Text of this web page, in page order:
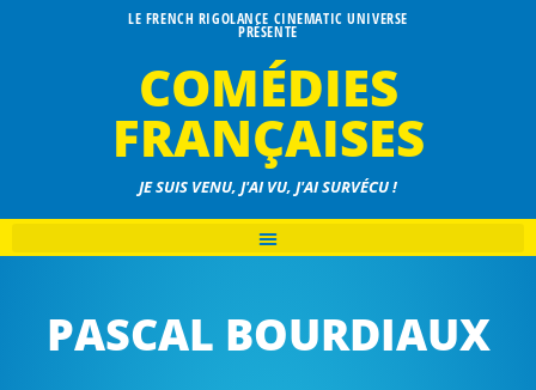
LE FRENCH RIGOLANCE CINEMATIC UNIVERSE
PRÉSENTE
COMÉDIES
FRANÇAISES
JE SUIS VENU, J'AI VU, J'AI SURVÉCU !
PASCAL BOURDIAUX